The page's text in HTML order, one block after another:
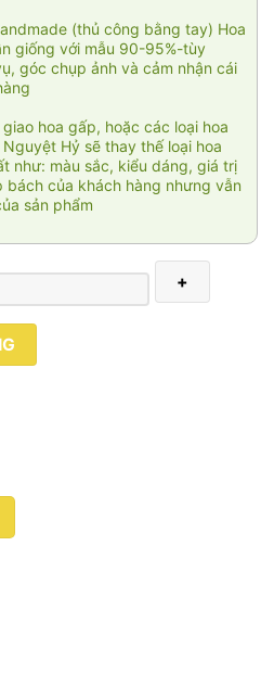
(thủ công bằng tay) Hoa
giống với mẫu 90-95%-tùy
góc chụp ảnh và cảm nhận cái
hoa gấp, hoặc các loại hoa
Hỷ sẽ thay thế loại hoa
như: màu sắc, kiểu dáng, giá trị
của khách hàng nhưng vẫn
sản phẩm